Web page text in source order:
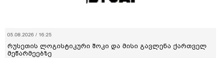
05.08.2026 / 16:25
რუსეთის ლოგისტიკური შოკი და მისი გავლენა ქართველ
მეწარმეებზე